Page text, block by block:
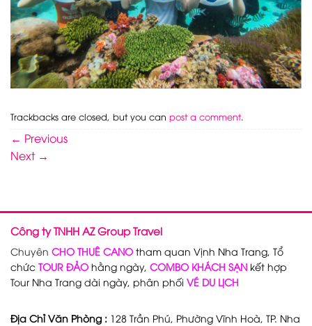
Trackbacks are closed, but you can post a comment.
← Previous
Next →
Công ty TNHH AZ Group Travel
Chuyên CHO THUÊ CANO tham quan Vịnh Nha Trang, Tổ
chức TOUR ĐẢO hằng ngày, COMBO KHÁCH SẠN kết hợp
Tour Nha Trang dài ngày, phân phối VÉ DU LỊCH
Địa Chỉ Văn Phòng : 128 Trần Phú, Phường Vĩnh Hoà, TP. Nha